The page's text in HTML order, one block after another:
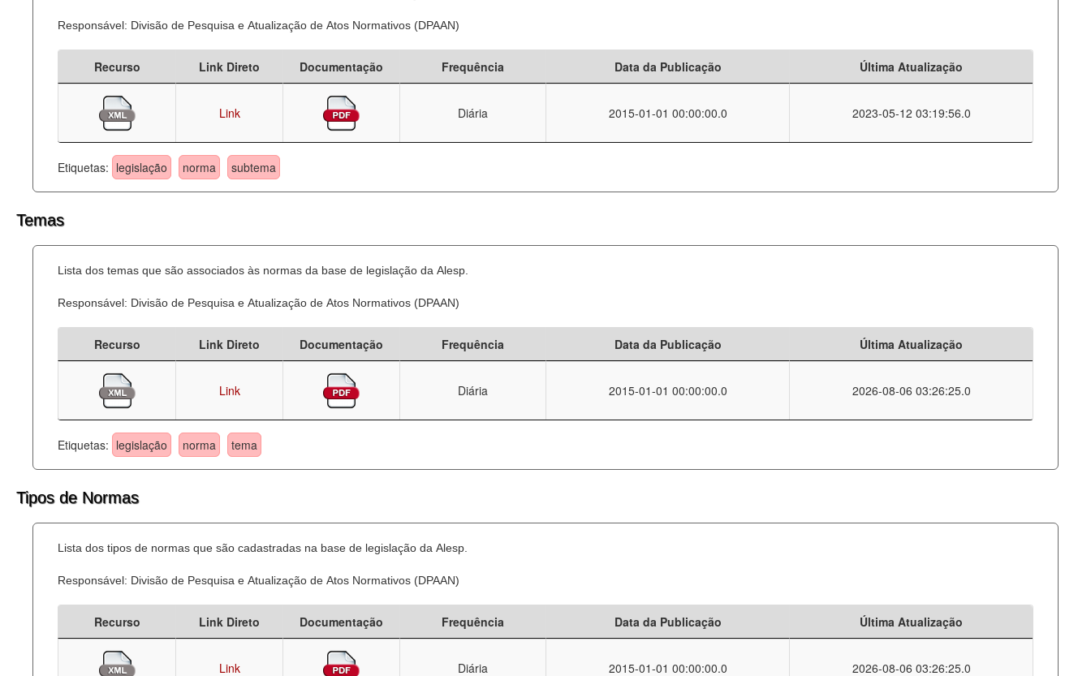
Responsável: Divisão de Pesquisa e Atualização de Atos Normativos (DPAAN)
Recurso Link Direto Documentação Frequência Data da Publicação Última Atualização
Link Diária 2015-01-01 00:00:00.0 2023-05-12 03:19:56.0
Etiquetas: legislação norma subtema
Temas
Lista dos temas que são associados às normas da base de legislação da Alesp.
Responsável: Divisão de Pesquisa e Atualização de Atos Normativos (DPAAN)
Recurso Link Direto Documentação Frequência Data da Publicação Última Atualização
Link Diária 2015-01-01 00:00:00.0 2026-08-06 03:26:25.0
Etiquetas: legislação norma tema
Tipos de Normas
Lista dos tipos de normas que são cadastradas na base de legislação da Alesp.
Responsável: Divisão de Pesquisa e Atualização de Atos Normativos (DPAAN)
Recurso Link Direto Documentação Frequência Data da Publicação Última Atualização
Link Diária 2015-01-01 00:00:00.0 2026-08-06 03:26:25.0